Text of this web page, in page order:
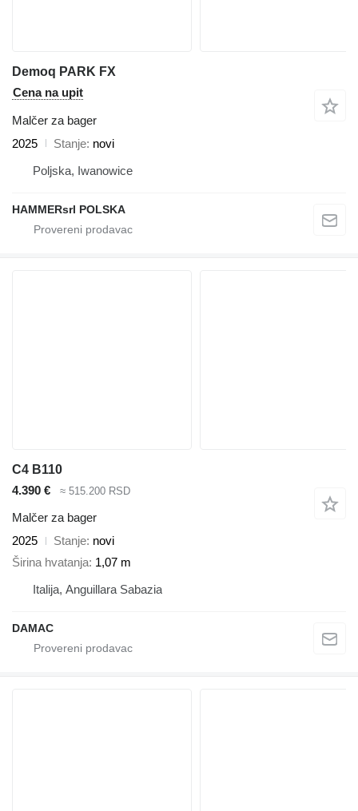
Demoq PARK FX
Cena na upit
Malčer za bager
2025
Stanje novi
Poljska, Iwanowice
HAMMERsrl POLSKA
C4 B110
4.390 €
≈ 515.200 RSD
Malčer za bager
2025
Stanje novi
Širina hvatanja 1,07 m
Italija, Anguillara Sabazia
DAMAC